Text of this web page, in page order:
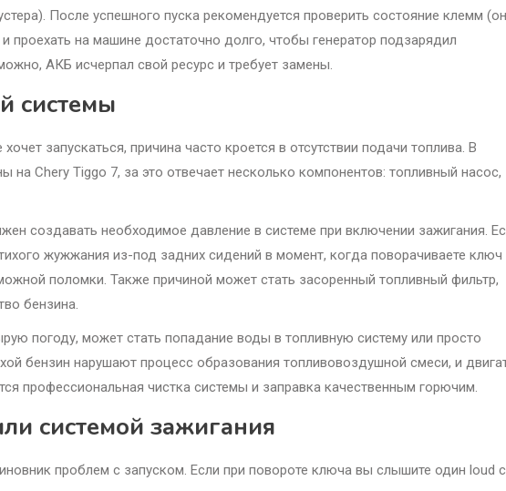
После успешного пуска рекомендуется проверить состояние клемм
на машине достаточно долго, чтобы генератор подзарядил
АКБ исчерпал свой ресурс и требует замены.
системы
запускаться, причина часто кроется в отсутствии подачи топлива. В
на Chery Tiggo 7, за это отвечает несколько компонентов: топливный насос,
создавать необходимое давление в системе при включении зажигания.
жужжания из-под задних сидений в момент, когда поворачиваете ключ
поломки. Также причиной может стать засоренный топливный фильтр,
бензина.
погоду, может стать попадание воды в топливную систему или просто
бензин нарушают процесс образования топливовоздушной смеси, и
профессиональная чистка системы и заправка качественным горючим.
системой зажигания
проблем с запуском. Если при повороте ключа вы слышите один loud